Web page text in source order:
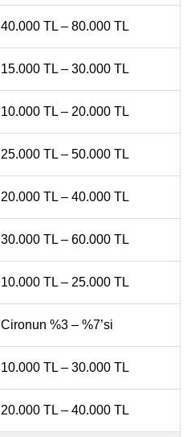
40.000 TL – 80.000 TL
15.000 TL – 30.000 TL
10.000 TL – 20.000 TL
25.000 TL – 50.000 TL
20.000 TL – 40.000 TL
30.000 TL – 60.000 TL
10.000 TL – 25.000 TL
Cironun %3 – %7’si
10.000 TL – 30.000 TL
20.000 TL – 40.000 TL